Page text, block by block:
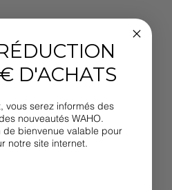
D'ACHATS
vous serez informés des
nouveautés WAHO.
de bienvenue valable pour
notre site internet.